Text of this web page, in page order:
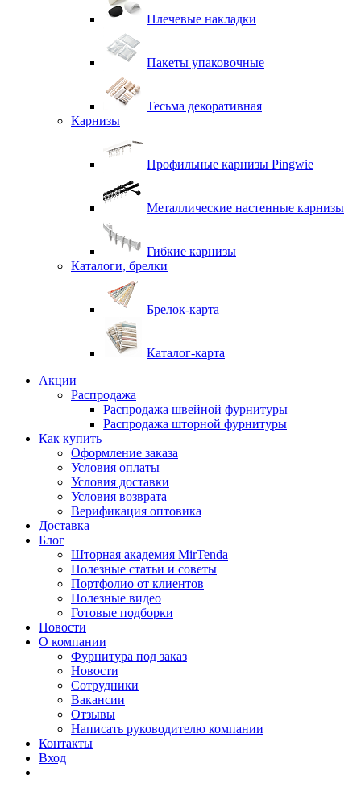
Плечевые накладки
Пакеты упаковочные
Тесьма декоративная
Карнизы
Профильные карнизы Pingwie
Металлические настенные карнизы
Гибкие карнизы
Каталоги, брелки
Брелок-карта
Каталог-карта
Акции
Распродажа
Распродажа швейной фурнитуры
Распродажа шторной фурнитуры
Как купить
Оформление заказа
Условия оплаты
Условия доставки
Условия возврата
Верификация оптовика
Доставка
Блог
Шторная академия MirTenda
Полезные статьи и советы
Портфолио от клиентов
Полезные видео
Готовые подборки
Новости
О компании
Фурнитура под заказ
Новости
Сотрудники
Вакансии
Отзывы
Написать руководителю компании
Контакты
Вход